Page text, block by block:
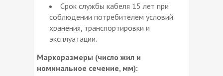
Срок службы кабеля 15 лет при
соблюдении потребителем условий
хранения, транспортировки и
эксплуатации.
Маркоразмеры (число жил и
номинальное сечение, мм):